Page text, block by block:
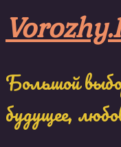
to
content
Большой
будущее,